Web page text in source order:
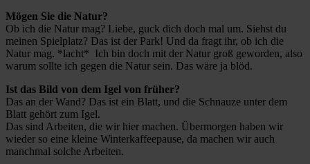
Mögen Sie die Natur?
Ob ich die Natur mag? Liebe, guck dich doch mal um. Siehst du
meinen Spielplatz? Das ist der Park! Und da fragt ihr, ob ich die
Natur mag. *lacht* Ich bin doch mit der Natur groß geworden, also
warum sollte ich gegen die Natur sein. Das wäre ja blöd.
Ist das Bild von dem Igel von früher?
Das an der Wand? Das ist ein Blatt, und die Schnauze unter dem
Blatt gehört zum Igel.
Das sind Arbeiten, die wir hier machen. Übermorgen haben wir
wieder so eine kleine Winterkaffeepause, da machen wir auch
manchmal solche Arbeiten.